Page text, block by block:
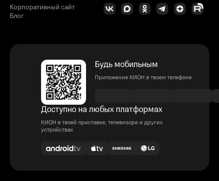
Корпоративный сайт
Блог
Будь мобильным
Приложение КИОН в твоем телефоне
Доступно на любых платформах
КИОН в твоей приставке, телевизоре и других
устройствах